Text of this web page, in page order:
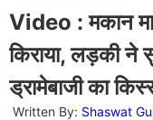
Video : मकान
किराया, लड़की ने
ड्रामेबाजी का
Written By: Shaswat